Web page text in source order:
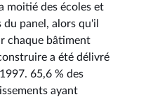
moitié des écoles et
du panel, alors qu'il
chaque bâtiment
a été délivré
65,6 % des
ayant